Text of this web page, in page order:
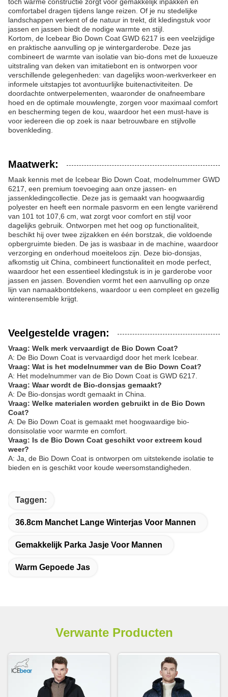
comfortabel dragen tijdens lange reizen. Of je nu stedelijke
landschappen verkent of de natuur in trekt, dit kledingstuk voor
jassen en jassen biedt de nodige warmte en stijl.
Kortom, de Icebear Bio Down Coat GWD 6217 is een veelzijdige
en praktische aanvulling op je wintergarderobe. Deze jas
combineert de warmte van isolatie van bio-dons met de luxueuze
uitstraling van deken van imitatiebont en is ontworpen voor
verschillende gelegenheden: van dagelijks woon-werkverkeer en
informele uitstapjes tot avontuurlijke buitenactiviteiten. De
doordachte ontwerpelementen, waaronder de onafneembare
hoed en de optimale mouwlengte, zorgen voor maximaal comfort
en bescherming tegen de kou, waardoor het een must-have is
voor iedereen die op zoek is naar betrouwbare en stijlvolle
bovenkleding.
Maatwerk:
Maak kennis met de Icebear Bio Down Coat, modelnummer GWD
6217, een premium toevoeging aan onze jassen- en
jassenkledingcollectie. Deze jas is gemaakt van hoogwaardig
polyester en heeft een normale pasvorm en een lengte variërend
van 101 tot 107,6 cm, wat zorgt voor comfort en stijl voor
dagelijks gebruik. Ontworpen met het oog op functionaliteit,
beschikt hij over twee zijzakken en één borstzak, die voldoende
opbergruimte bieden. De jas is wasbaar in de machine, waardoor
verzorging en onderhoud moeiteloos zijn. Deze bio-donsjas,
afkomstig uit China, combineert functionaliteit en mode perfect,
waardoor het een essentieel kledingstuk is in je garderobe voor
jassen en jassen. Bovendien vormt het een aanvulling op onze
lijn van namaakbontdekens, waardoor u een compleet en gezellig
winterensemble krijgt.
Veelgestelde vragen:
Vraag: Welk merk vervaardigt de Bio Down Coat?
A: De Bio Down Coat is vervaardigd door het merk Icebear.
Vraag: Wat is het modelnummer van de Bio Down Coat?
A: Het modelnummer van de Bio Down Coat is GWD 6217.
Vraag: Waar wordt de Bio-donsjas gemaakt?
A: De Bio-donsjas wordt gemaakt in China.
Vraag: Welke materialen worden gebruikt in de Bio Down
Coat?
A: De Bio Down Coat is gemaakt met hoogwaardige bio-
donsisolatie voor warmte en comfort.
Vraag: Is de Bio Down Coat geschikt voor extreem koud
weer?
A: Ja, de Bio Down Coat is ontworpen om uitstekende isolatie te
bieden en is geschikt voor koude weersomstandigheden.
Taggen:
36.8cm Manchet Lange Winterjas Voor Mannen
Gemakkelijk Parka Jasje Voor Mannen
Warm Gepoede Jas
Verwante Producten